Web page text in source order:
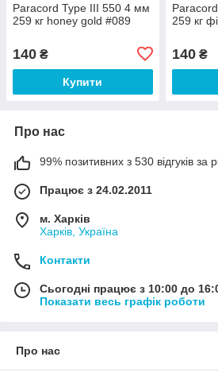
Paracord Type III 550 4 мм
259 кг honey gold #089
140 ₴
Купити
259 кг
140₴
Про нас
99% позитивних з 530 відгуків за
Працює з 24.02.2011
м. Харків
Харків, Україна
Контакти
Сьогодні працює з 10:00 до
Показати весь графік роботи
Про нас